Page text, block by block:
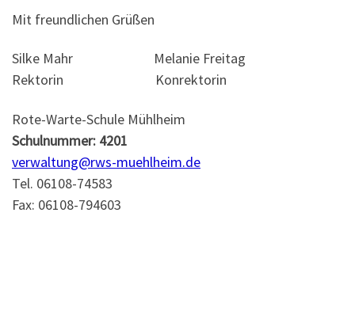
Mit freundlichen Grüßen
Silke Mahr Melanie Freitag
Rektorin Konrektorin
Rote-Warte-Schule Mühlheim
Schulnummer: 4201
verwaltung@rws-muehlheim.de
Tel. 06108-74583
Fax: 06108-794603